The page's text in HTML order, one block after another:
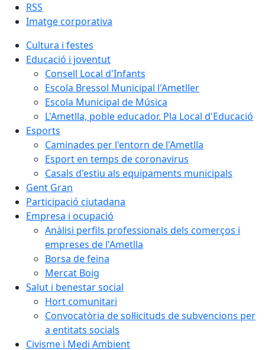
RSS
Imatge corporativa
Cultura i festes
Educació i joventut
Consell Local d'Infants
Escola Bressol Municipal l'Ametller
Escola Municipal de Música
L'Ametlla, poble educador. Pla Local d'Educació
Esports
Caminades per l'entorn de l'Ametlla
Esport en temps de coronavirus
Casals d'estiu als equipaments municipals
Gent Gran
Participació ciutadana
Empresa i ocupació
Anàlisi perfils professionals dels comerços i
empreses de l'Ametlla
Borsa de feina
Mercat Boig
Salut i benestar social
Hort comunitari
Convocatòria de sol·licituds de subvencions per
a entitats socials
Civisme i Medi Ambient